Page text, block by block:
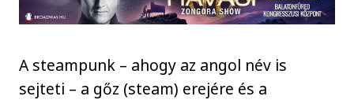
A steampunk – ahogy az angol név is
sejteti – a gőz (steam) erejére és a